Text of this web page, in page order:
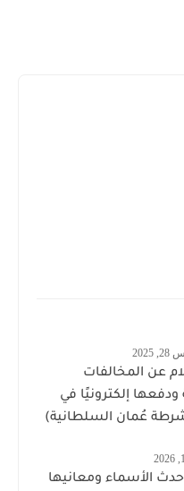
عن المخالفات
ودفعها إلكترونيًا في
عُمان السلطانية)
الأسماء ومعانيها